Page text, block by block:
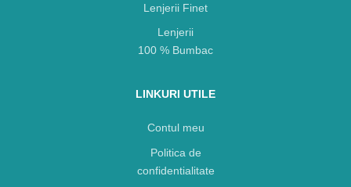
Lenjerii Finet
Lenjerii
100 % Bumbac
LINKURI UTILE
Contul meu
Politica de
confidentialitate